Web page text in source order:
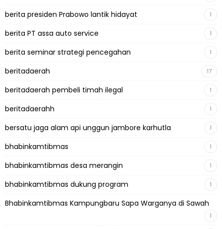
berita presiden Prabowo lantik hidayat
1
berita PT assa auto service 1
berita seminar strategi pencegahan 1
beritadaerah 17
beritadaerah pembeli timah ilegal 1
beritadaerahh 1
bersatu jaga alam api unggun jambore karhutla 1
bhabinkamtibmas 1
bhabinkamtibmas desa merangin 1
bhabinkamtibmas dukung program 1
Bhabinkamtibmas Kampungbaru Sapa Warganya di Sawah
1